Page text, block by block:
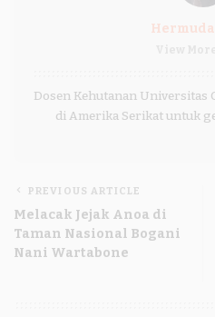
Dosen Kehutanan Universitas
di Amerika Serikat untuk
PREVIOUS ARTICLE
Melacak Jejak Anoa di
Taman Nasional Bogani
Nani Wartabone